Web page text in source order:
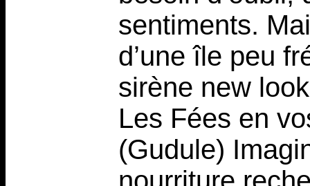
sentiments.
d’une île peu
sirène new
Les Fées en
(Gudule)